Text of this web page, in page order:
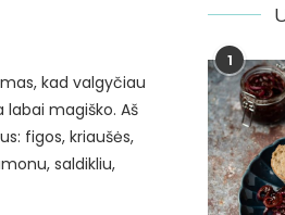
kad valgyčiau
labai magiško. Aš
figos, kriaušės,
saldikliu,
1